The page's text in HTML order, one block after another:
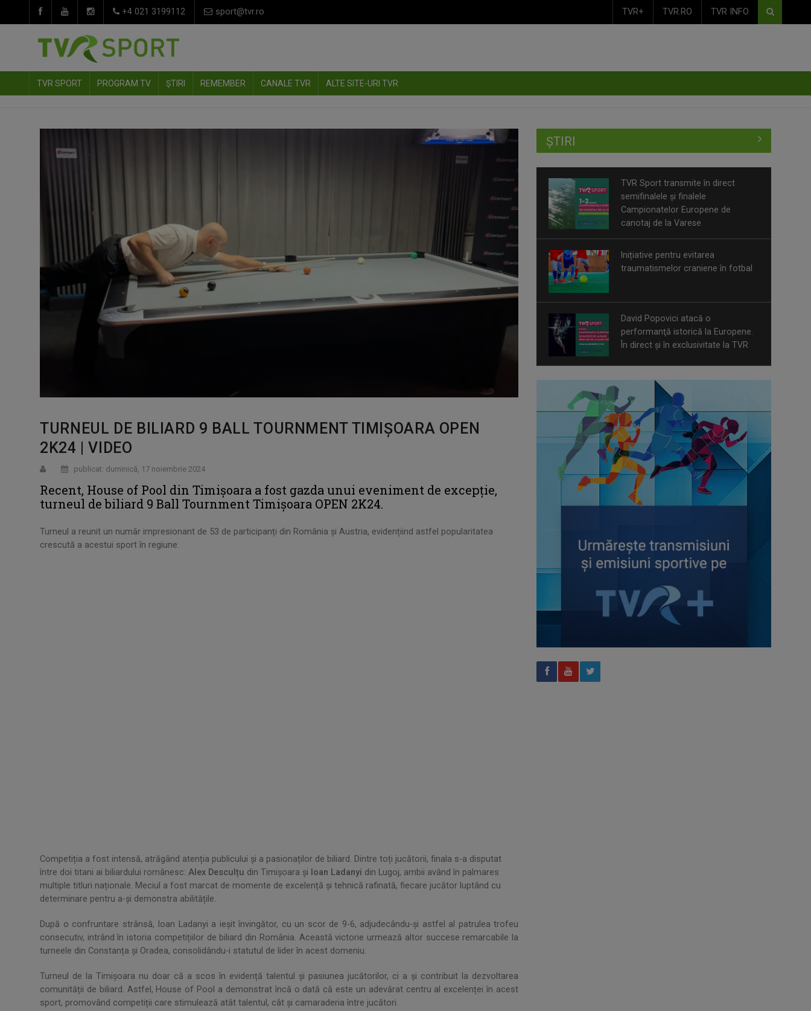
+4 021 3199112 sport@tvr.ro TVR+ TVR.RO TVR INFO
TVR SPORT PROGRAM TV ȘTIRI REMEMBER CANALE TVR ALTE SITE-URI TVR
TURNEUL DE BILIARD 9 BALL TOURNMENT TIMIȘOARA OPEN
2K24 | VIDEO
publicat: duminică, 17 noiembrie 2024
Recent, House of Pool din Timișoara a fost gazda unui eveniment de excepție,
turneul de biliard 9 Ball Tournment Timișoara OPEN 2K24.
Turneul a reunit un număr impresionant de 53 de participanți din România și Austria, evidențiind astfel popularitatea
crescută a acestui sport în regiune.
Competiția a fost intensă, atrăgând atenția publicului și a pasionaților de biliard. Dintre toți jucătorii, finala s-a disputat
între doi titani ai biliardului românesc: Alex Desculțu din Timișoara și Ioan Ladanyi din Lugoj, ambii având în palmares
multiple titluri naționale. Meciul a fost marcat de momente de excelență și tehnică rafinată, fiecare jucător luptând cu
determinare pentru a-și demonstra abilitățile.
După o confruntare strânsă, Ioan Ladanyi a ieșit învingător, cu un scor de 9-6, adjudecându-și astfel al patrulea trofeu
consecutiv, intrând în istoria competițiilor de biliard din România. Această victorie urmează altor succese remarcabile la
turneele din Constanța și Oradea, consolidându-i statutul de lider în acest domeniu.
Turneul de la Timișoara nu doar că a scos în evidență talentul și pasiunea jucătorilor, ci a și contribuit la dezvoltarea
comunității de biliard. Astfel, House of Pool a demonstrat încă o dată că este un adevărat centru al excelenței în acest
sport, promovând competiții care stimulează atât talentul, cât și camaraderia între jucători.
ȘTIRI
TVR Sport transmite în direct
semifinalele și finalele
Campionatelor Europene de
canotaj de la Varese
Inițiative pentru evitarea
traumatismelor craniene în fotbal
performanţă istorică la Europene.
În direct şi în exclusivitate la TVR
Spectacol total la TVR: David
Popovici și tricolorii luptă pentru
aur la Europenele de Natație de la
CONCACAF respinge planul FIFA de
privatizare parțială a activităților
comerciale
Tenis internațional la Târgu Mureș!
TVR Sport transmite finalele